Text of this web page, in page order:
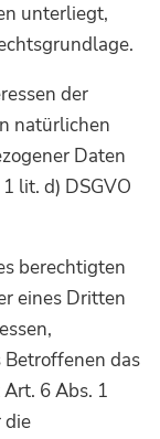
unterliegt,
der
natürlichen
Daten
lit. d) DSGVO
berechtigten
eines Dritten
das
6 Abs. 1
die